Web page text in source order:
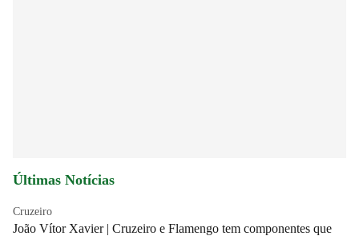
Últimas Notícias
Cruzeiro
João Vítor Xavier | Cruzeiro e Flamengo tem componentes que